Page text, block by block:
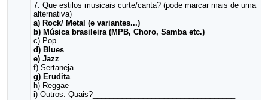
7. Que estilos musicais curte/canta? (pode marcar mais de uma
alternativa)
a) Rock/ Metal (e variantes...)
b) Música brasileira (MPB, Choro, Samba etc.)
c) Pop
d) Blues
e) Jazz
f) Sertaneja
g) Erudita
h) Reggae
i) Outros. Quais?__________________________________